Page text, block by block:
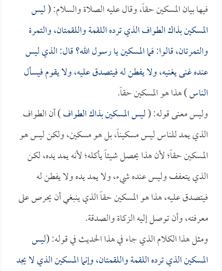
فيها بيان المسكين حقاً، وقال عليه الصلاة والسلام: (ليس
المسكين بذاك الطواف الذي ترده اللقمة واللقمتان، والتمرة
والتمرتان، قالوا: فما المسكين يا رسول الله؟ قال: الذي ليس
عنده غنى يغنيه، ولا يفطن له فيتصدق عليه، ولا يقوم فيسأل
الناس) هذا هو المسكين حقاً.
وليس معنى قوله: (ليس المسكين بذاك الطواف) أن الطواف
الذي يمد للناس ليس مسكيناً، بل هو مسكين، ولكن ليس هو
المسكين حقاً؛ لأن هذا يحصل شيئاً يأكله؛ لأنه يمد يده، لكن
الذي يتعفف وليس عنده شيء، ولا يمد يده ولا يفطن له
فيتصدق عليه، هذا هو المسكين حقاً الذي ينبغي أن يحرص على
معرفته، وأن توصل إليه الزكاة والصدقة.
ومثل هذا الكلام الذي جاء في هذا الحديث في قوله: (ليس
المسكين الذي ترده اللقمة واللقمتان، وإنما المسكين الذي لا يجد